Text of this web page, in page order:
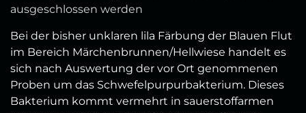
ausgeschlossen werden
Bei der bisher unklaren lila Färbung der Blauen Flut
im Bereich Märchenbrunnen/Hellwiese handelt es
sich nach Auswertung der vor Ort genommenen
Proben um das Schwefelpurpurbakterium. Dieses
Bakterium kommt vermehrt in sauerstoffarmen